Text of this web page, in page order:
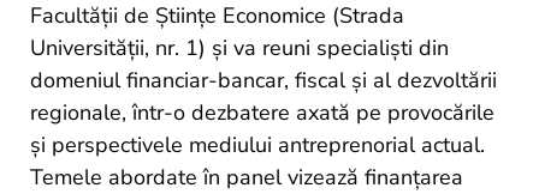
Facultății de Științe Economice (Strada
Universității, nr. 1) și va reuni specialiști din
domeniul financiar-bancar, fiscal și al dezvoltării
regionale, într-o dezbatere axată pe provocările
și perspectivele mediului antreprenorial actual.
Temele abordate în panel vizează finanțarea